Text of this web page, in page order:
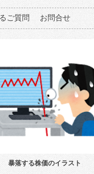
ご質問 お問合せ
暴落する株価のイラスト